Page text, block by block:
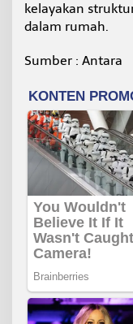
kelayakan
dalam rumah.
Sumber : Antara